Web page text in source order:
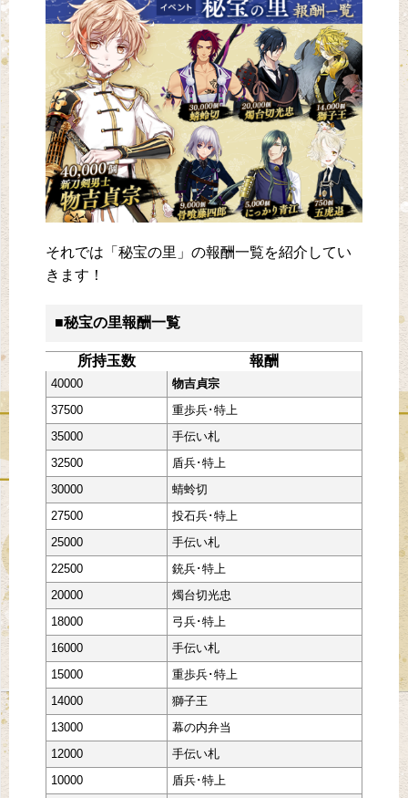
それでは「秘宝の里」の報酬一覧を紹介してい
きます！
■秘宝の里報酬一覧
所持玉数 報酬
40000
物吉貞宗
37500
重歩兵･特上
35000
手伝い札
32500
盾兵･特上
30000
蜻蛉切
27500
投石兵･特上
25000
手伝い札
22500
銃兵･特上
20000
燭台切光忠
18000
弓兵･特上
16000
手伝い札
15000
重歩兵･特上
14000
獅子王
13000
幕の内弁当
12000
手伝い札
10000
盾兵･特上